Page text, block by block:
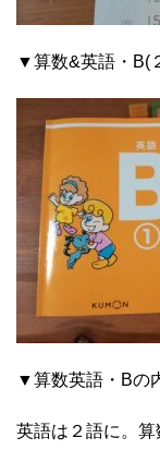
▼算数&英語・B(
▼算数英語・Bの
英語は２語に。算